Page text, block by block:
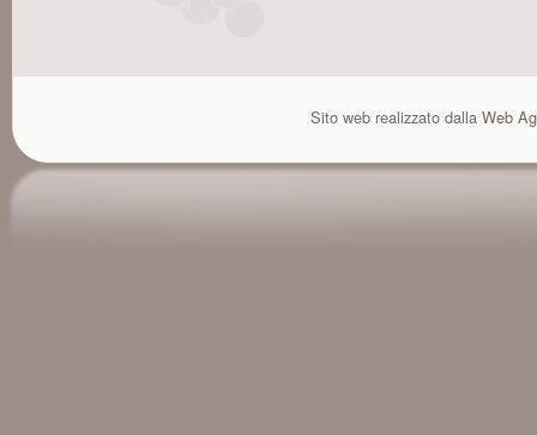
Sito web realizzato dalla Web